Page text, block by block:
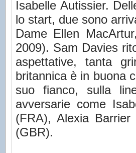
Isabelle Autissier.
lo start, due sono
Dame Ellen
2009). Sam Davies
aspettative, tanta
britannica è in buona
suo fianco, sulla
avversarie come
(FRA), Alexia
(GBR).